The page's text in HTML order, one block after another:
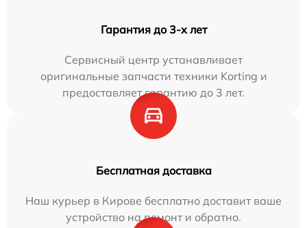
Гарантия до 3-х лет
Сервисный центр устанавливает
оригинальные запчасти техники Korting и
предоставляет гарантию до 3 лет.
Бесплатная доставка
Наш курьер в Кирове бесплатно доставит ваше
устройство на ремонт и обратно.